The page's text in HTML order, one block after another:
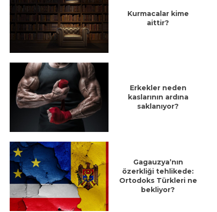
Kurmacalar kime
aittir?
Erkekler neden
kaslarının ardına
saklanıyor?
Gagauzya’nın
özerkliği tehlikede:
Ortodoks Türkleri ne
bekliyor?